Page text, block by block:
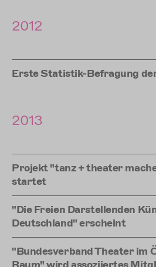
2012
Erste Statistik-Befragung
2013
Projekt "tanz + theater
startet
"Die Freien Darstellenden
Deutschland" erscheint
"Bundesverband Theater im